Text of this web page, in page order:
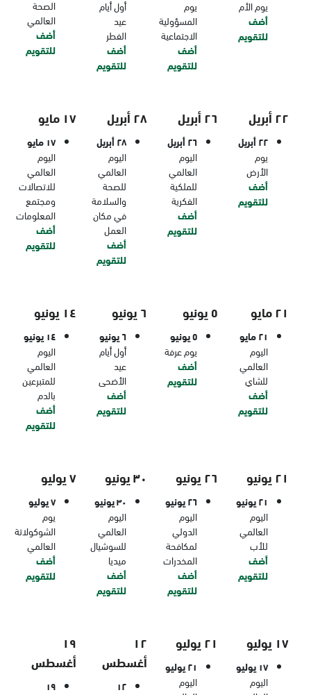
يوم الأم
أضف
للتقويم
يوم
المسؤولية
الاجتماعية
أضف
للتقويم
أول أيام
عيد
الفطر
أضف
للتقويم
الصحة
العالمي
أضف
للتقويم
٢٢ أبريل
٢٢ أبريل
يوم
الأرض
أضف
للتقويم
٢٦ أبريل
٢٦ أبريل
اليوم
العالمي
للملكية
الفكرية
أضف
للتقويم
٢٨ أبريل
٢٨ أبريل
اليوم
العالمي
للصحة
والسلامة
في مكان
العمل
أضف
للتقويم
١٧ مايو
١٧ مايو
اليوم
العالمي
للاتصالات
ومجتمع
المعلومات
أضف
للتقويم
٢١ مايو
٢١ مايو
اليوم
العالمي
للشاي
أضف
للتقويم
٥ يونيو
٥ يونيو
يوم عرفة
أضف
للتقويم
٦ يونيو
٦ يونيو
أول أيام
عيد
الأضحى
أضف
للتقويم
١٤ يونيو
١٤ يونيو
اليوم
العالمي
للمتبرعين
بالدم
أضف
للتقويم
٢١ يونيو
٢١ يونيو
اليوم
العالمي
للأب
أضف
للتقويم
٢٦ يونيو
٢٦ يونيو
اليوم
الدولي
لمكافحة
المخدرات
أضف
للتقويم
٣٠ يونيو
٣٠ يونيو
اليوم
العالمي
للسوشيال
ميديا
أضف
للتقويم
٧ يوليو
٧ يوليو
يوم
الشوكولاتة
العالمي
أضف
للتقويم
١٧ يوليو
١٧ يوليو
اليوم
٢١ يوليو
٢١ يوليو
اليوم
١٢
أغسطس
١٢
١٩
أغسطس
١٩